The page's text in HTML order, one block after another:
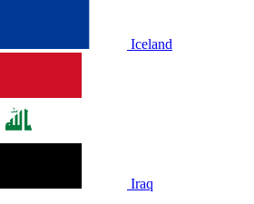
Iceland
Iraq